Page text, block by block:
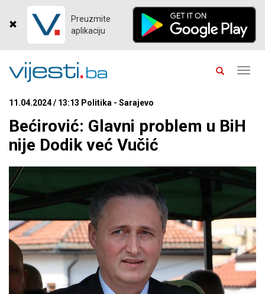
Preuzmite
aplikaciju
11.04.2024 / 13:13 Politika - Sarajevo
Bećirović: Glavni problem u BiH
nije Dodik već Vučić